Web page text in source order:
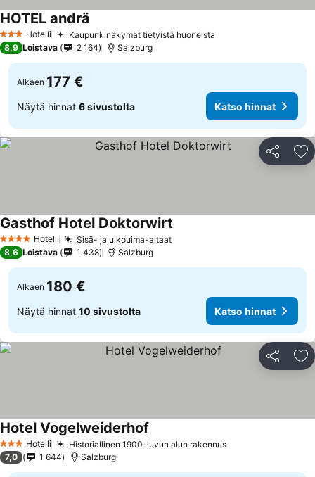
3 Tähtiluokitus
Hotelli Kaupunkinäkymät tietyistä huoneista
HOTEL andrä
8,9 Loistava 2 164 Salzburg
Alkaen 177 €
Näytä hinnat 6 sivustolta Katso hinnat
Jaa
4 Tähtiluokitus
Hotelli Sisä- ja ulkouima-altaat
Gasthof Hotel Doktorwirt
8,6 Loistava 1 438 Salzburg
Alkaen 180 €
Näytä hinnat 10 sivustolta Katso hinnat
Jaa
3 Tähtiluokitus
Hotelli Historiallinen 1900-luvun alun rakennus
Hotel Vogelweiderhof
7,0 1 644 Salzburg